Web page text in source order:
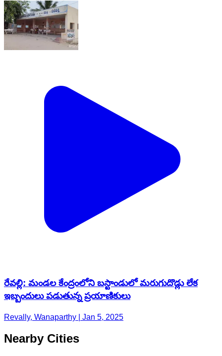
రేవల్లి: మండల కేంద్రంలోని బస్టాండులో మరుగుదొడ్లు లేక
ఇబ్బందులు పడుతున్న ప్రయాణికులు
Revally, Wanaparthy | Jan 5, 2025
Nearby Cities